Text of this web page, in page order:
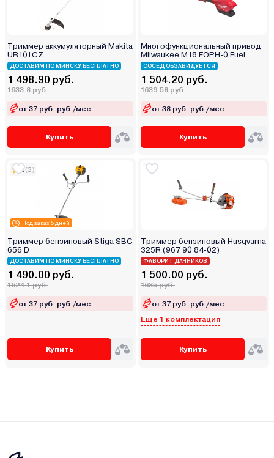
Триммер аккумуляторный Makita
UR101CZ
ДОСТАВИМ ПО МИНСКУ БЕСПЛАТНО
1 498.90 руб.
1633.8 руб.
от 37 руб. руб./мес.
Купить
Многофункциональный привод
Milwaukee M18 FOPH-0 Fuel
СОСЕД ОБЗАВИДУЕТСЯ
1 504.20 руб.
1639.58 руб.
от 38 руб. руб./мес.
Купить
Под заказ 5 дней
5(3)
Триммер бензиновый Stiga SBC
656 D
ДОСТАВИМ ПО МИНСКУ БЕСПЛАТНО
1 490.00 руб.
1624.1 руб.
от 37 руб. руб./мес.
Купить
Триммер бензиновый Husqvarna
325R (967 90 84-02)
ФАВОРИТ ДАЧНИКОВ
1 500.00 руб.
1635 руб.
от 37 руб. руб./мес.
Еще 1 комплектация
Купить